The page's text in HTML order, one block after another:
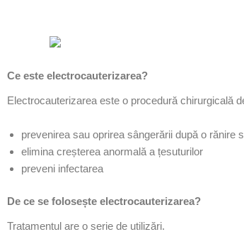
Ce este electrocauterizarea?
Electrocauterizarea este o procedură chirurgicală
prevenirea sau oprirea sângerării după o rănire
elimina creșterea anormală a țesuturilor
preveni infectarea
De ce se folosește electrocauterizarea?
Tratamentul are o serie de utilizări.